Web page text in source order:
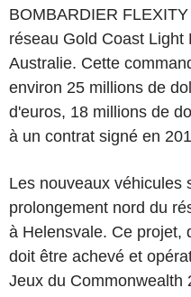
BOMBARDIER
réseau Gold Coast Light
Australie. Cette
environ 25 millions de
d'euros, 18 millions de
à un contrat signé en
Les nouveaux véhicules
prolongement nord du
à Helensvale. Ce projet,
doit être achevé et
Jeux du Commonwealth